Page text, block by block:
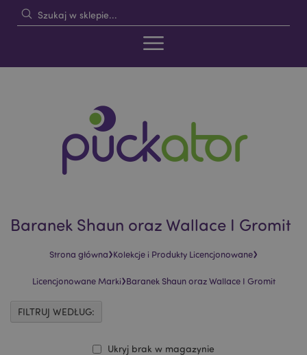
Baranek Shaun oraz Wallace I Gromit
Strona główna›Kolekcje i Produkty Licencjonowane›
Licencjonowane Marki›Baranek Shaun oraz Wallace I Gromit
Ukryj brak w magazynie
FILTRUJ WEDŁUG: